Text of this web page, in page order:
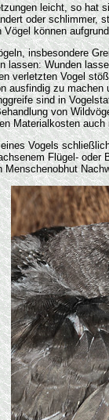
leicht, so hat
oder schlimmer,
Vögel können
insbesondere
lassen: Wunden
verletzten Vogel
ausfindig zu machen
sind in
von
Materialkosten
Vogels
Flügel- oder
Menschenobhut